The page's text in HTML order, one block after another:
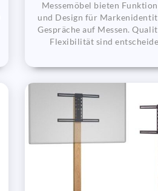
Messemöbel bieten
und Design für
Gespräche auf Messen.
Flexibilität sind